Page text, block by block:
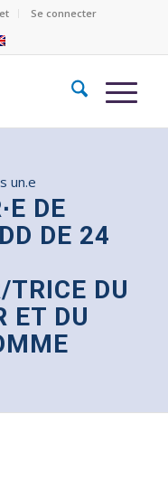
Se connecter
un.e
DE
DE 24
TRICE DU
ET DU